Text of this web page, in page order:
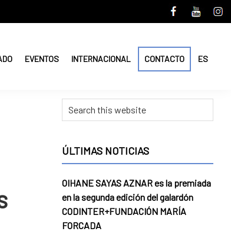
EVENTOS INTERNACIONAL CONTACTO ES
Primary
Sidebar
Search
this
ÚLTIMAS NOTICIAS
OIHANE SAYAS AZNAR es la premiada
en la segunda edición del galardón
CODINTER+FUNDACIÓN MARÍA
FORCADA